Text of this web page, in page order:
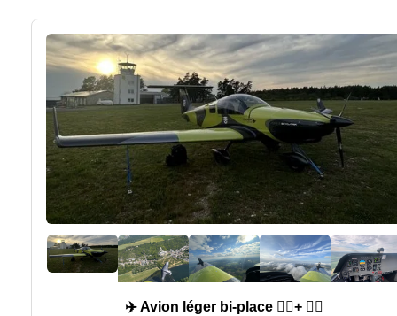
✈️ Avion léger bi-place 🙍‍♂️+ 🧑‍✈️